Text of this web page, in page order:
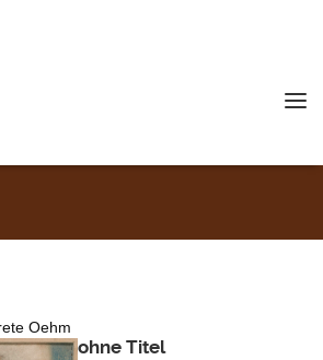
Oehm
ohne Titel